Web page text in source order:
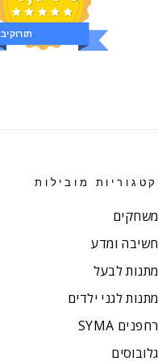
ביקורות
קטגוריות מובילות
משחקים
חשיבה ומדע
מתנות לבעל
מתנות לגני ילדים
רחפנים SYMA
גלובוסים